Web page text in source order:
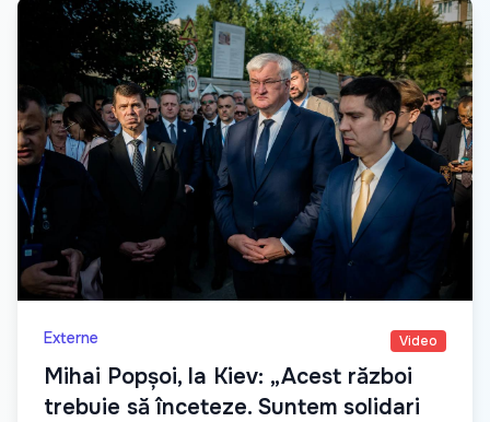
Externe Video
Mihai Popșoi, la Kiev: „Acest război
trebuie să înceteze. Suntem solidari